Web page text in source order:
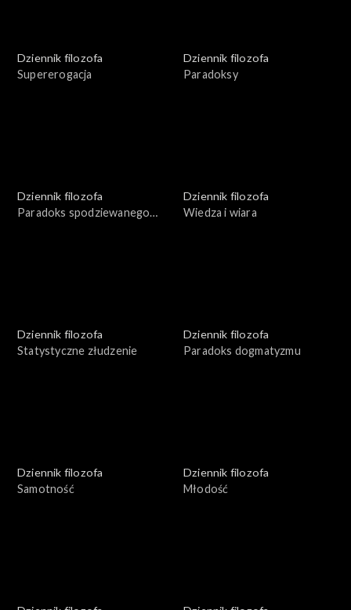
Dziennik filozofa
Supererogacja
Dziennik filozofa
Paradoksy
Dziennik filozofa
Paradoks spodziewanego
Dziennik filozofa
Wiedza i wiara
Dziennik filozofa
Statystyczne złudzenie
Dziennik filozofa
Paradoks dogmatyzmu
Dziennik filozofa
Samotność
Dziennik filozofa
Młodość